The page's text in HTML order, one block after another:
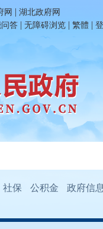
网 | 湖北政府网
答 | 无障碍浏览 | 繁體 |
社保 公积金 政府信